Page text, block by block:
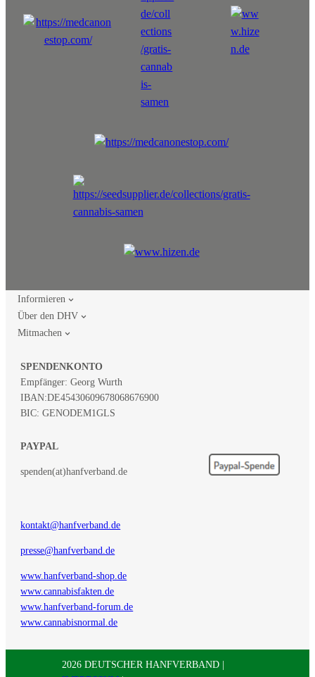
Informieren
Über den DHV
Mitmachen
SPENDENKONTO
Empfänger: Georg Wurth
IBAN:DE45430609678068676900
BIC: GENODEM1GLS
PAYPAL
spenden(at)hanfverband.de
kontakt@hanfverband.de
presse@hanfverband.de
www.hanfverband-shop.de
www.cannabisfakten.de
www.hanfverband-forum.de
www.cannabisnormal.de
2026 DEUTSCHER HANFVERBAND |